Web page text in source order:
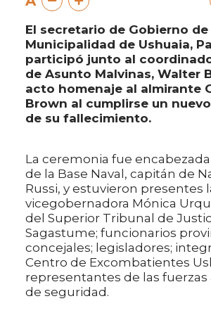
El secretario de Gobierno de
Municipalidad de Ushuaia,
participó junto al
de Asunto Malvinas, Walter
acto homenaje al almirante
Brown al cumplirse un
de su fallecimiento.
La ceremonia fue
de la Base Naval, capitán de
Russi, y estuvieron presentes
vicegobernadora Mónica
del Superior Tribunal de
Sagastume; funcionarios
concejales; legisladores;
Centro de Excombatientes
representantes de las fuerzas
de seguridad.